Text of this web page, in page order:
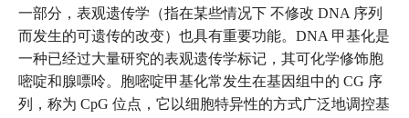
一部分，表观遗传学（指在某些情况下 不修改 DNA 序列
而发生的可遗传的改变）也具有重要功能。DNA 甲基化是
一种已经过大量研究的表观遗传学标记，其可化学修饰胞
嘧啶和腺嘌呤。胞嘧啶甲基化常发生在基因组中的 CG 序
列，称为 CpG 位点，它以细胞特异性的方式广泛地调控基